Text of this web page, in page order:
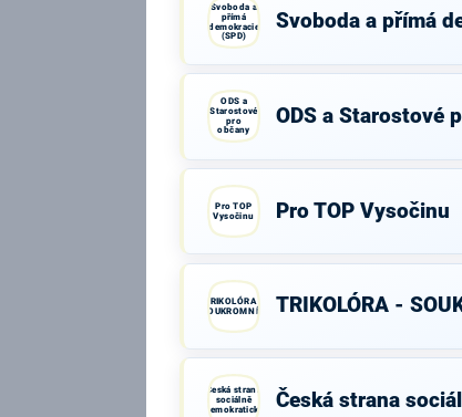
Svoboda a
přímá
demokracie
(SPD)
Svoboda a přímá
ODS a
Starostové
pro
občany
ODS a Starostové
Pro TOP
Vysočinu
Pro TOP Vysočinu
TRIKOLÓRA -
SOUKROMNÍCI
TRIKOLÓRA -
Česká strana
sociálně
demokratická
Česká strana